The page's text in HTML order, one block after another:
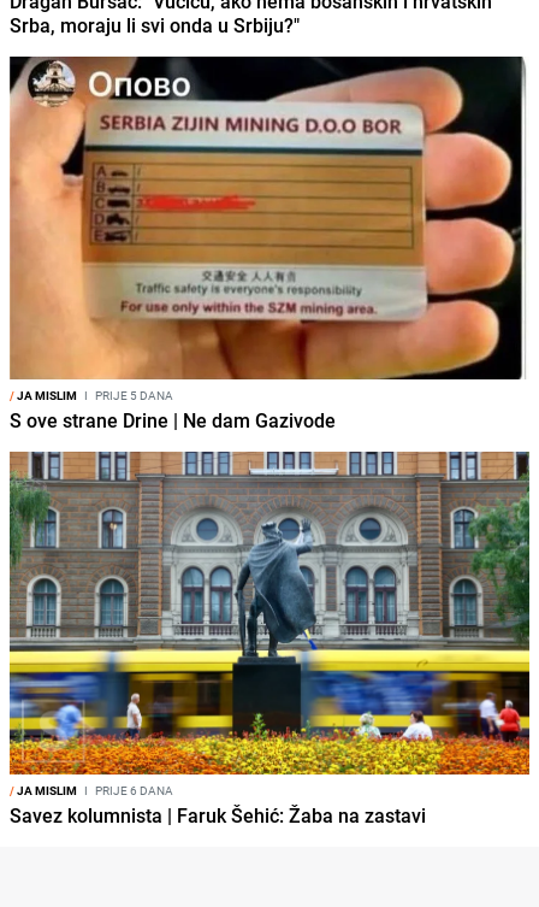
Srba, moraju li svi onda u Srbiju?"
/JA MISLIM I PRIJE 5 DANA
S ove strane Drine | Ne dam Gazivode
/JA MISLIM I PRIJE 6 DANA
Savez kolumnista | Faruk Šehić: Žaba na zastavi